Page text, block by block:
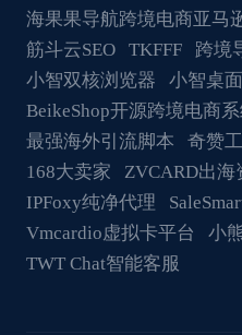
海果果导航跨境电商亚马
筋斗云SEO
TKFFF 跨境
小智双核浏览器
小智桌面
BeikeShop开源跨境电商
最强海外引流脚本
奇赞
168大卖家
ZVCARD出
IPFoxy纯净代理
Vmcardio虚拟卡平台
小
TWT Chat智能客服